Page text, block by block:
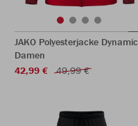
JAKO Polyesterjacke Dynamic
Damen
42,99 €
49,99 €